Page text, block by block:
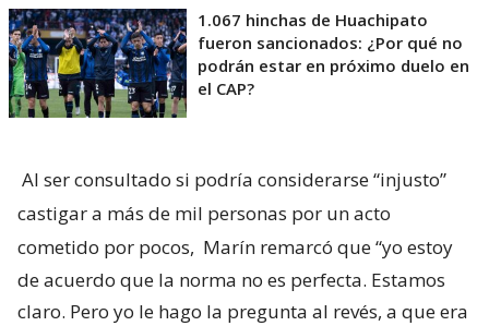
1.067 hinchas de Huachipato
fueron sancionados: ¿Por qué no
podrán estar en próximo duelo en
el CAP?
Al ser consultado si podría considerarse “injusto”
castigar a más de mil personas por un acto
cometido por pocos, Marín remarcó que “yo estoy
de acuerdo que la norma no es perfecta. Estamos
claro. Pero yo le hago la pregunta al revés, a que era